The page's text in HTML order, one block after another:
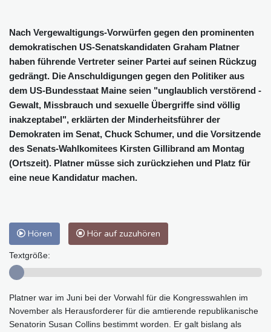
Nach Vergewaltigungs-Vorwürfen gegen den prominenten
demokratischen US-Senatskandidaten Graham Platner
haben führende Vertreter seiner Partei auf seinen Rückzug
gedrängt. Die Anschuldigungen gegen den Politiker aus
dem US-Bundesstaat Maine seien "unglaublich verstörend -
Gewalt, Missbrauch und sexuelle Übergriffe sind völlig
inakzeptabel", erklärten der Minderheitsführer der
Demokraten im Senat, Chuck Schumer, und die Vorsitzende
des Senats-Wahlkomitees Kirsten Gillibrand am Montag
(Ortszeit). Platner müsse sich zurückziehen und Platz für
eine neue Kandidatur machen.
Hören Hör auf zuzuhören
Textgröße:
Platner war im Juni bei der Vorwahl für die Kongresswahlen im
November als Herausforderer für die amtierende republikanische
Senatorin Susan Collins bestimmt worden. Er galt bislang als